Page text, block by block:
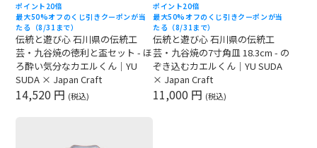
ポイント20倍
最大50%オフのくじ引きクーポンが当
たる（8/31まで）
伝統と遊び心 石川県の伝統工
芸・九谷焼の徳利と盃セット - ほ
ろ酔い気分なカエルくん｜YU
SUDA × Japan Craft
14,520 円 (税込)
ポイント20倍
最大50%オフのくじ引きクーポンが当
たる（8/31まで）
伝統と遊び心 石川県の伝統工
芸・九谷焼の7寸角皿 18.3cm - の
ぞき込むカエルくん｜YU SUDA
× Japan Craft
11,000 円 (税込)